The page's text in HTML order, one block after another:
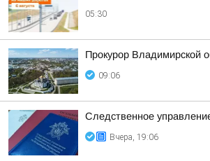
05:30
Прокурор Владимирской
09:06
Следственное
Вчера, 19:06